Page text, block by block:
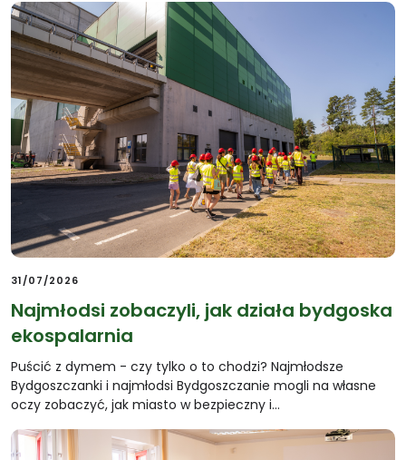
31/07/2026
Najmłodsi zobaczyli, jak działa bydgoska
ekospalarnia
Puścić z dymem - czy tylko o to chodzi? Najmłodsze
Bydgoszczanki i najmłodsi Bydgoszczanie mogli na własne
oczy zobaczyć, jak miasto w bezpieczny i…